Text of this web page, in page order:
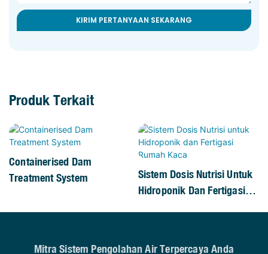
KIRIM PERTANYAAN SEKARANG
Produk Terkait
Containerised Dam
Treatment System
Sistem Dosis Nutrisi Untuk
Hidroponik Dan Fertigasi
Mitra Sistem Pengolahan Air Terpercaya Anda